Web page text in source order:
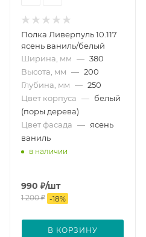
Полка Ливерпуль 10.117
ясень ваниль/белый
Ширина, мм — 380
Высота, мм — 200
Глубина, мм — 250
Цвет корпуса — белый
(поры дерева)
Цвет фасада — ясень
ваниль
в наличии
990 ₽/шт
1 200₽ -18%
В КОРЗИНУ